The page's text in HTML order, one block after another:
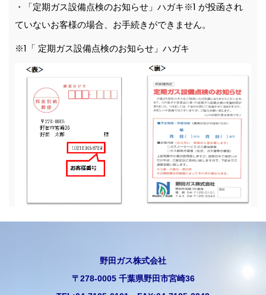
・「定期ガス設備点検のお知らせ」ハガキ※1 が投函され
ていないお客様の場合、お手続きができません。
※1「 定期ガス設備点検のお知らせ」ハガキ
野田ガス株式会社
〒278-0005 千葉県野田市宮崎36